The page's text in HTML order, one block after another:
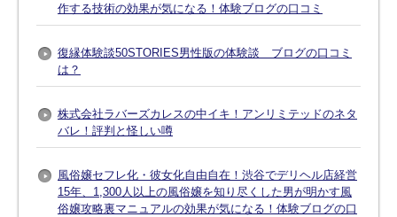
作する技術の効果が気になる！体験ブログの口コミ
復縁体験談50STORIES男性版の体験談 ブログの口コミ
は？
株式会社ラバーズカレスの中イキ！アンリミテッドのネタ
バレ！評判と怪しい噂
風俗嬢セフレ化・彼女化自由自在！渋谷でデリヘル店経営
15年、1,300人以上の風俗嬢を知り尽くした男が明かす風
俗嬢攻略裏マニュアルの効果が気になる！体験ブログの口